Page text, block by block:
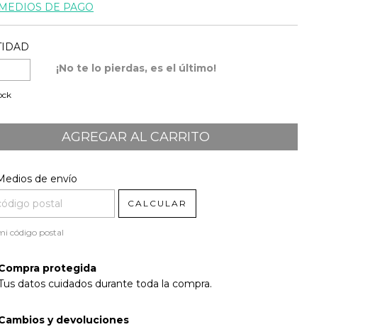
DE PAGO
¡No te lo pierdas, es el último!
para el CP:
de envío
CALCULAR
código postal
protegida
datos cuidados durante toda la compra.
y devoluciones